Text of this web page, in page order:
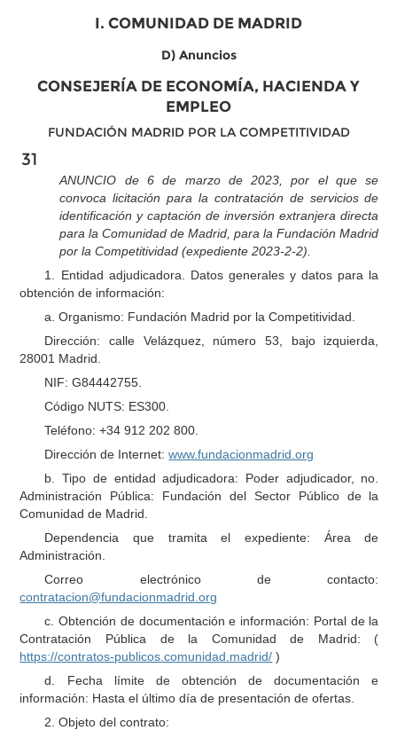
I. COMUNIDAD DE MADRID
D) Anuncios
CONSEJERÍA DE ECONOMÍA, HACIENDA Y
EMPLEO
FUNDACIÓN MADRID POR LA COMPETITIVIDAD
31
ANUNCIO de 6 de marzo de 2023, por el que se
convoca licitación para la contratación de servicios de
identificación y captación de inversión extranjera directa
para la Comunidad de Madrid, para la Fundación Madrid
por la Competitividad (expediente 2023-2-2).
1. Entidad adjudicadora. Datos generales y datos para la
obtención de información:
a. Organismo: Fundación Madrid por la Competitividad.
Dirección: calle Velázquez, número 53, bajo izquierda,
28001 Madrid.
NIF: G84442755.
Código NUTS: ES300.
Teléfono: +34 912 202 800.
Dirección de Internet:www.fundacionmadrid.org
b. Tipo de entidad adjudicadora: Poder adjudicador, no.
Administración Pública: Fundación del Sector Público de la
Comunidad de Madrid.
Dependencia que tramita el expediente: Área de
Administración.
Correo electrónico de contacto:
contratacion@fundacionmadrid.org
c. Obtención de documentación e información: Portal de la
Contratación Pública de la Comunidad de Madrid: (
https://contratos-publicos.comunidad.madrid/ )
d. Fecha límite de obtención de documentación e
información: Hasta el último día de presentación de ofertas.
2. Objeto del contrato: